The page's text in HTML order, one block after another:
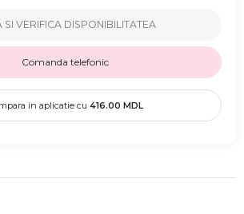
SI VERIFICA DISPONIBILITATEA
Comanda telefonic
in aplicatie cu 416.00 MDL